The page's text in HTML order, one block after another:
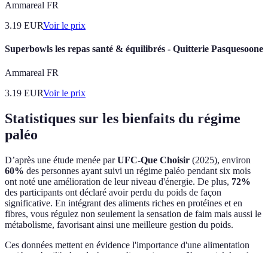
Ammareal FR
3.19 EURVoir le prix
Superbowls les repas santé & équilibrés - Quitterie Pasquesoone
Ammareal FR
3.19 EURVoir le prix
Statistiques sur les bienfaits du régime
paléo
D’après une étude menée parUFC-Que Choisir (2025), environ
60% des personnes ayant suivi un régime paléo pendant six mois
ont noté une amélioration de leur niveau d'énergie. De plus, 72%
des participants ont déclaré avoir perdu du poids de façon
significative. En intégrant des aliments riches en protéines et en
fibres, vous régulez non seulement la sensation de faim mais aussi le
métabolisme, favorisant ainsi une meilleure gestion du poids.
Ces données mettent en évidence l'importance d'une alimentation